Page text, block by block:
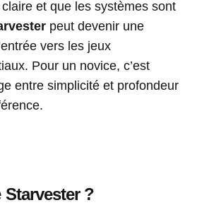
claire et que les systèmes sont
peut devenir une
vers les jeux
Pour un novice, c’est
entre simplicité et profondeur
Starvester ?